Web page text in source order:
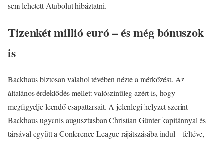
sem lehetett Atubolut hibáztatni.
Tizenkét millió euró – és még bónuszok
is
Backhaus biztosan valahol tévében nézte a mérkőzést. Az
általános érdeklődés mellett valószínűleg azért is, hogy
megfigyelje leendő csapattársait. A jelenlegi helyzet szerint
Backhaus ugyanis augusztusban Christian Günter kapitánnyal és
társával együtt a Conference League rájátszásába indul – feltéve,